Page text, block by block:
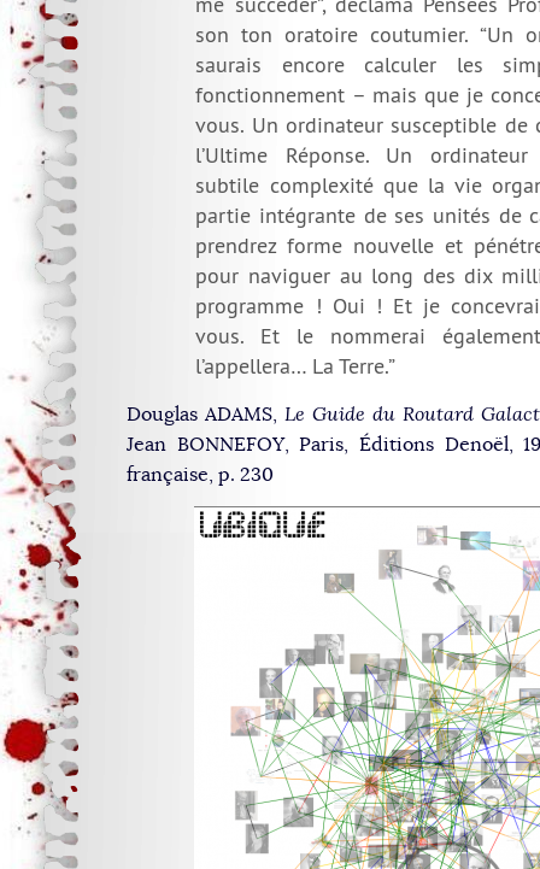
son ton oratoire coutumier. “Un
saurais encore calculer les
fonctionnement – mais que je
vous. Un ordinateur susceptible de
l’Ultime Réponse. Un
subtile complexité que la vie
partie intégrante de ses unités de
prendrez forme nouvelle et
pour naviguer au long des dix
programme ! Oui ! Et je
vous. Et le nommerai
l’appellera… La Terre.”
Douglas ADAMS, Le Guide du Routard
Jean BONNEFOY, Paris, Éditions Denoël,
française, p. 230